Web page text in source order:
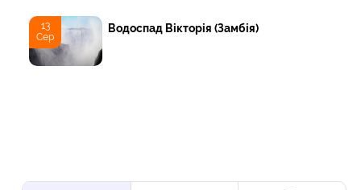
13
Сер
Водоспад Вікторія (Замбія)